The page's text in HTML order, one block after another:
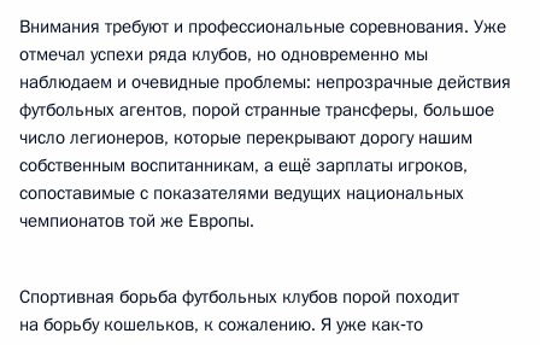
Внимания требуют и профессиональные соревнования. Уже
отмечал успехи ряда клубов, но одновременно мы
наблюдаем и очевидные проблемы: непрозрачные действия
футбольных агентов, порой странные трансферы, большое
число легионеров, которые перекрывают дорогу нашим
собственным воспитанникам, а ещё зарплаты игроков,
сопоставимые с показателями ведущих национальных
чемпионатов той же Европы.
Спортивная борьба футбольных клубов порой походит
на борьбу кошельков, к сожалению. Я уже как‑то